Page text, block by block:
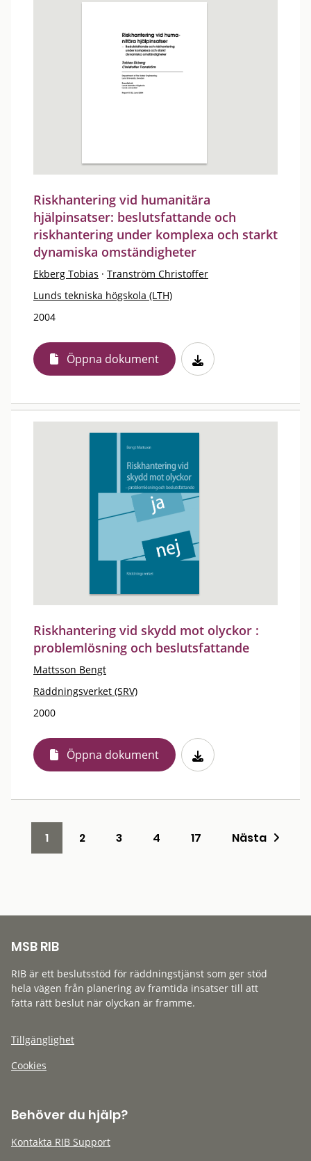
Riskhantering vid humanitära
hjälpinsatser: beslutsfattande och
riskhantering under komplexa och starkt
dynamiska omständigheter
Ekberg Tobias · Tranström Christoffer
Lunds tekniska högskola (LTH)
2004
Öppna dokument
Riskhantering vid skydd mot olyckor :
problemlösning och beslutsfattande
Mattsson Bengt
Räddningsverket (SRV)
2000
Öppna dokument
1 2 3 4 17 Nästa
MSB RIB
RIB är ett beslutsstöd för räddningstjänst som ger stöd
hela vägen från planering av framtida insatser till att
fatta rätt beslut när olyckan är framme.
Tillgänglighet
Cookies
Behöver du hjälp?
Kontakta RIB Support